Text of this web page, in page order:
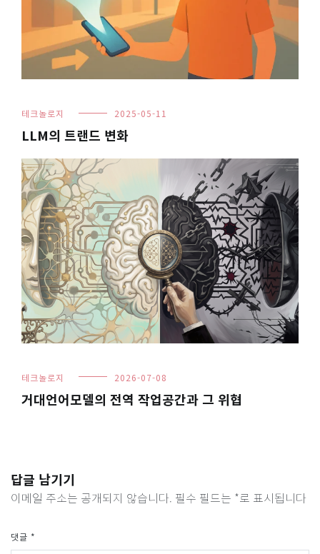
테크놀로지 2025-05-11
LLM의 트랜드 변화
테크놀로지 2026-07-08
거대언어모델의 전역 작업공간과 그 위협
답글 남기기
이메일 주소는 공개되지 않습니다. 필수 필드는 *로 표시됩니다
댓글 *